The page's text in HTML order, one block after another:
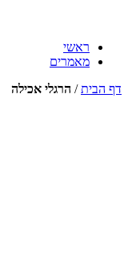
ראשי
מאמרים
דף הבית/ הרגלי אכילה